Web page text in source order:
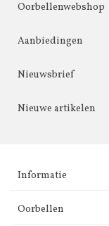
Oorbellenwebshop
Aanbiedingen
Nieuwsbrief
Nieuwe artikelen
Informatie
Oorbellen